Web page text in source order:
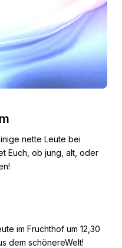
nette Leute bei
Euch, ob jung, alt, oder
im Fruchthof um 12,30
dem schönereWelt!